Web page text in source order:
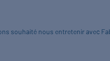
souhaité nous entretenir avec